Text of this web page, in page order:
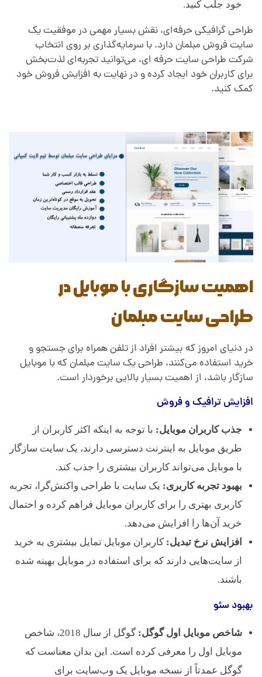
خود جلب کنید.
طراحی گرافیکی حرفه‌ای، نقش بسیار مهمی در موفقیت یک
سایت فروش مبلمان دارد. با سرمایه‌گذاری بر روی انتخاب
شرکت طراحی سایت حرفه ای، می‌توانید تجربه‌ای لذت‌بخش
برای کاربران خود ایجاد کرده و در نهایت به افزایش فروش خود
کمک کنید.
اهمیت سازگاری با موبایل در
طراحی سایت مبلمان
در دنیای امروز که بیشتر افراد از تلفن همراه برای جستجو و
خرید استفاده می‌کنند، طراحی یک سایت مبلمان که با موبایل
سازگار باشد، از اهمیت بسیار بالایی برخوردار است.
افزایش ترافیک و فروش
جذب کاربران موبایل: با توجه به اینکه اکثر کاربران از
طریق موبایل به اینترنت دسترسی دارند، یک سایت سازگار
با موبایل می‌تواند کاربران بیشتری را جذب کند.
بهبود تجربه کاربری: یک سایت با طراحی واکنش‌گرا، تجربه
کاربری بهتری را برای کاربران موبایل فراهم کرده و احتمال
خرید آن‌ها را افزایش می‌دهد.
افزایش نرخ تبدیل: کاربران موبایل تمایل بیشتری به خرید
از سایت‌هایی دارند که برای استفاده در موبایل بهینه شده
باشند.
بهبود سئو
شاخص موبایل اول گوگل:
گوگل از سال 2018، شاخص
موبایل اول را معرفی کرده است. این بدان معناست که
گوگل عمدتاً از نسخه موبایل یک وب‌سایت برای